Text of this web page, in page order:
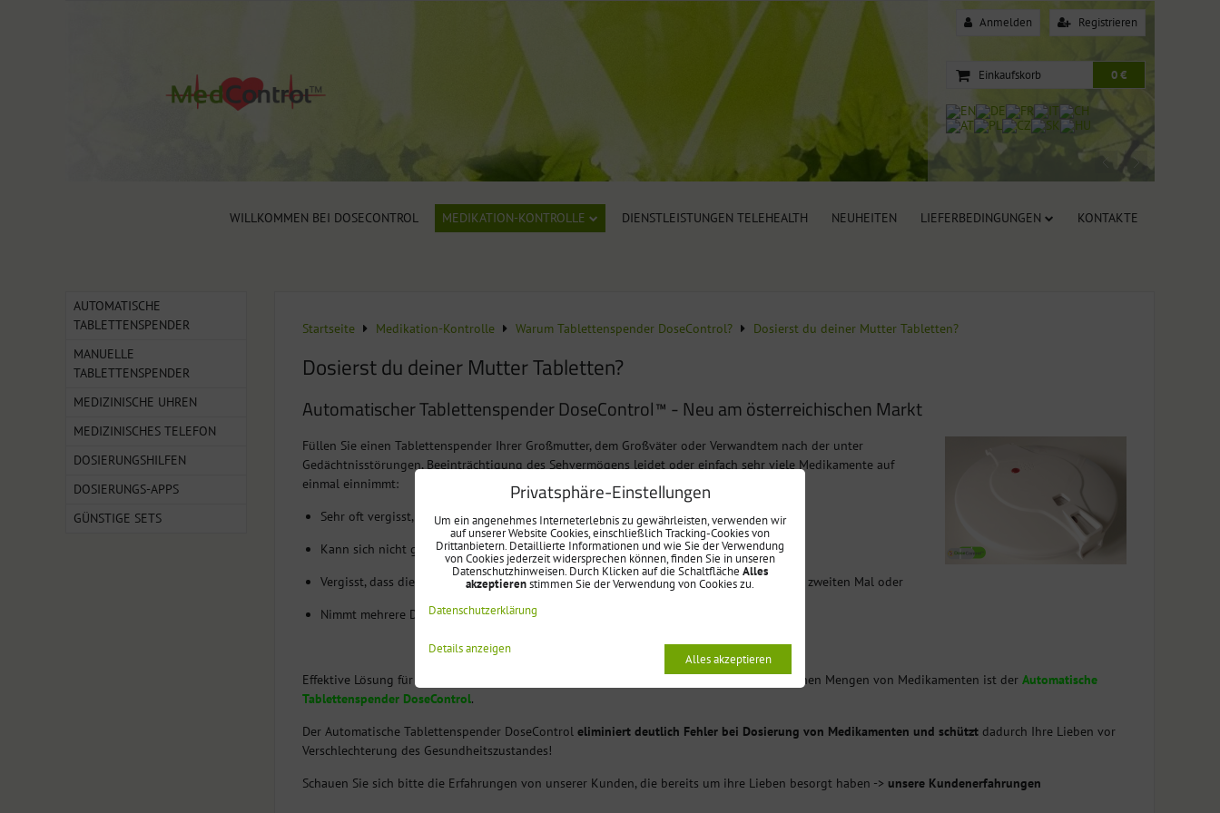
Anmelden Registrieren
Einkaufskorb 0 €
WILLKOMMEN BEI DOSECONTROL MEDIKATION-KONTROLLE DIENSTLEISTUNGEN TELEHEALTH NEUHEITEN LIEFERBEDINGUNGEN KONTAKTE
Startseite Medikation-Kontrolle Warum Tablettenspender DoseControl? Dosierst du deiner Mutter Tabletten?
Dosierst du deiner Mutter Tabletten?
Automatischer Tablettenspender DoseControl™ - Neu am österreichischen Markt
Füllen Sie einen Tablettenspender Ihrer Großmutter, dem Großväter oder Verwandtem nach der unter
Gedächtnisstörungen, Beeinträchtigung des Sehvermögens leidet oder einfach sehr viele Medikamente auf
einmal einnimmt:
Sehr oft vergisst, dass die Medikamente eingenommen werden müssen
Kann sich nicht genau erinnern, welche Medikamente zu nehmen sind
Vergisst, dass die Medikamente schon einmal genommen wurden und nimmt diese zum zweiten Mal oder
Nimmt mehrere Dosen auf einmal
Effektive Lösung für Probleme mit Gedächtnis-, Sichtstörungen oder bei Einnahme von hohen Mengen von Medikamenten ist der Automatische
Tablettenspender DoseControl.
Der Automatische Tablettenspender DoseControl eliminiert deutlich Fehler bei Dosierung von Medikamenten und schützt dadurch Ihre Lieben vor
Verschlechterung des Gesundheitszustandes!
Schauen Sie sich bitte die Erfahrungen von unserer Kunden, die bereits um ihre Lieben besorgt haben -> unsere Kundenerfahrungen
AUTOMATISCHE
TABLETTENSPENDER
MANUELLE
TABLETTENSPENDER
MEDIZINISCHE UHREN
MEDIZINISCHES TELEFON
DOSIERUNGSHILFEN
DOSIERUNGS-APPS
GÜNSTIGE SETS
Privatsphäre-Einstellungen
Um ein angenehmes Interneterlebnis zu gewährleisten, verwenden wir
auf unserer Website Cookies, einschließlich Tracking-Cookies von
Drittanbietern. Detaillierte Informationen und wie Sie der Verwendung
von Cookies jederzeit widersprechen können, finden Sie in unseren
Datenschutzhinweisen. Durch Klicken auf die Schaltfläche Alles
akzeptierenstimmen Sie der Verwendung von Cookies zu.
Datenschutzerklärung
Details anzeigen
Alles akzeptieren